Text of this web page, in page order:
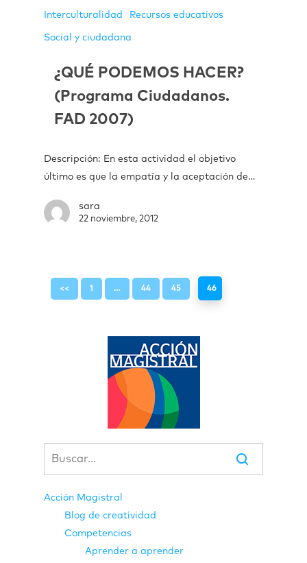
Interculturalidad Recursos educativos
Social y ciudadana
¿QUÉ PODEMOS HACER?
(Programa Ciudadanos.
FAD 2007)
Descripción: En esta actividad el objetivo
último es que la empatía y la aceptación de…
sara
22 noviembre, 2012
<< 1 … 44 45 46
Acción Magistral
Blog de creatividad
Competencias
Aprender a aprender